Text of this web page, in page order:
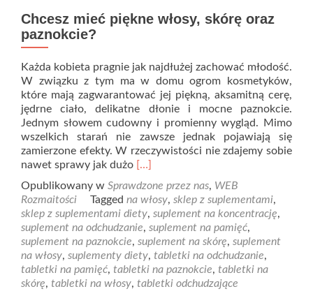
Chcesz mieć piękne włosy, skórę oraz
paznokcie?
Każda kobieta pragnie jak najdłużej zachować młodość.
W związku z tym ma w domu ogrom kosmetyków,
które mają zagwarantować jej piękną, aksamitną cerę,
jędrne ciało, delikatne dłonie i mocne paznokcie.
Jednym słowem cudowny i promienny wygląd. Mimo
wszelkich starań nie zawsze jednak pojawiają się
zamierzone efekty. W rzeczywistości nie zdajemy sobie
nawet sprawy jak dużo Read
about
Chcesz
mieć
piękne
włosy,
skórę
oraz
paznokcie?
[…]
Opublikowany w Sprawdzone przez nas, WEB
Rozmaitości
Tagged na włosy, sklep z suplementami,
sklep z suplementami diety, suplement na koncentrację,
suplement na odchudzanie, suplement na pamięć,
suplement na paznokcie, suplement na skórę, suplement
na włosy, suplementy diety, tabletki na odchudzanie,
tabletki na pamięć, tabletki na paznokcie, tabletki na
skórę, tabletki na włosy, tabletki odchudzające